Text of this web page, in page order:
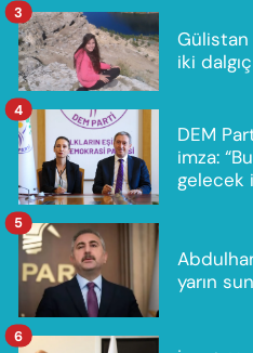
Gülistan
iki
3
DEM
imza:
gelecek
4
yarın
5
6